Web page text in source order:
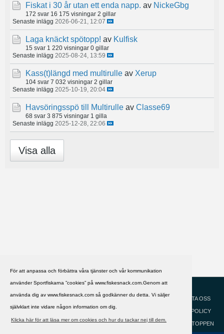
För att anpassa och förbättra våra tjänster och vår kommunikation
använder Sportfiskarna ”cookies” på www.fiskesnack.com.Genom att
använda dig av www.fiskesnack.com så godkänner du detta. Vi säljer
självklart inte vidare någon information om dig.
Klicka här för att läsa mer om cookies och hur du tackar nej till dem.
Fiskat i 30 år utan ett enda napp. av NickeGbg
172 svar 16 175 visningar 2 gillar
Senaste inlägg 2026-06-21, 12:07
Laga knäckt spötopp! av Kulfisk
15 svar 1 220 visningar 0 gillar
Senaste inlägg 2025-08-24, 13:59
Kass(t)längd med multirulle av Xerup
104 svar 7 032 visningar 2 gillar
Senaste inlägg 2025-10-19, 20:04
Havsöringsspö till Multirulle av Classe69
68 svar 3 875 visningar 1 gilla
Senaste inlägg 2025-12-28, 22:06
Visa alla
HJÄLP
KONTAKTA OSS
COOKIEPOLICY
GÅ TILL TOPPEN